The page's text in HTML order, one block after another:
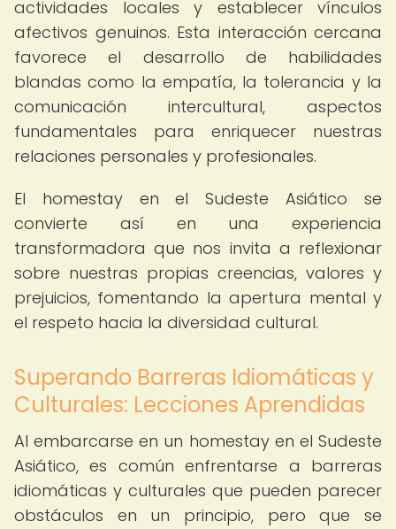
actividades locales y establecer vínculos
afectivos genuinos. Esta interacción cercana
favorece el desarrollo de habilidades
blandas como la empatía, la tolerancia y la
comunicación intercultural, aspectos
fundamentales para enriquecer nuestras
relaciones personales y profesionales.
El homestay en el Sudeste Asiático se
convierte así en una experiencia
transformadora que nos invita a reflexionar
sobre nuestras propias creencias, valores y
prejuicios, fomentando la apertura mental y
el respeto hacia la diversidad cultural.
Superando Barreras Idiomáticas y
Culturales: Lecciones Aprendidas
Al embarcarse en un homestay en el Sudeste
Asiático, es común enfrentarse a barreras
idiomáticas y culturales que pueden parecer
obstáculos en un principio, pero que se